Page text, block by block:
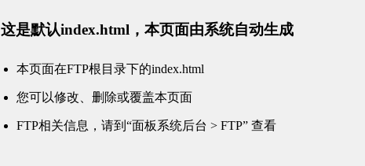
这是默认index.html，本页面由系统自动生成
本页面在FTP根目录下的index.html
您可以修改、删除或覆盖本页面
FTP相关信息，请到“面板系统后台 > FTP” 查看